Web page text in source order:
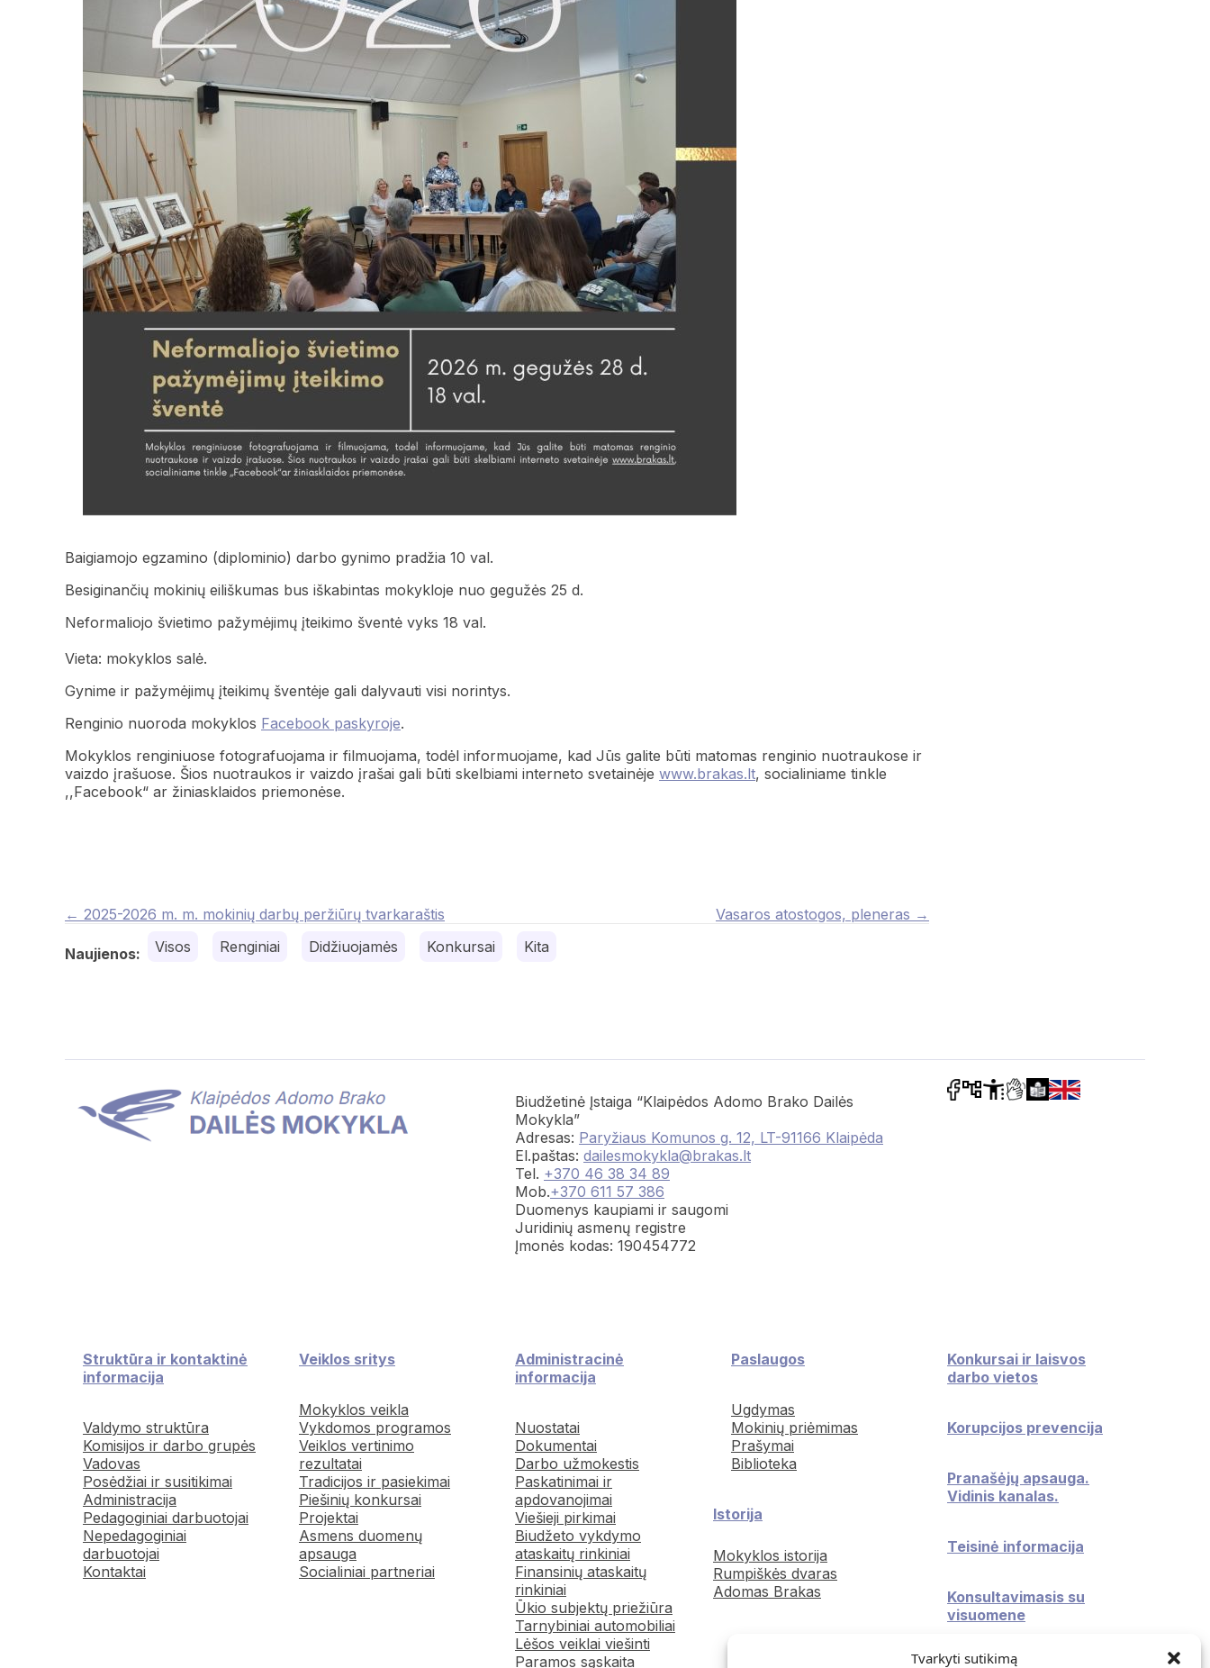
Tvarkyti sutikimą
Baigiamojo egzamino (diplominio) darbo gynimo pradžia 10 val.
Besiginančių mokinių eiliškumas bus iškabintas mokykloje nuo gegužės 25 d.
Neformaliojo švietimo pažymėjimų įteikimo šventė vyks 18 val.
Vieta: mokyklos salė.
Gynime ir pažymėjimų įteikimų šventėje gali dalyvauti visi norintys.
Renginio nuoroda mokyklos Facebook paskyroje.
Mokyklos renginiuose fotografuojama ir filmuojama, todėl informuojame, kad Jūs galite būti matomas renginio nuotraukose ir
vaizdo įrašuose. Šios nuotraukos ir vaizdo įrašai gali būti skelbiami interneto svetainėje www.brakas.lt, socialiniame tinkle
,,Facebook“ ar žiniasklaidos priemonėse.
Posts
navigation
← 2025-2026 m. m. mokinių darbų peržiūrų tvarkaraštis Vasaros atostogos, pleneras →
Naujienos: Visos Renginiai Didžiuojamės Konkursai Kita
Biudžetinė Įstaiga “Klaipėdos Adomo Brako Dailės
Mokykla”
Adresas: Paryžiaus Komunos g. 12, LT-91166 Klaipėda
El.paštas: dailesmokykla@brakas.lt
Tel. +370 46 38 34 89
Mob.+370 611 57 386
Duomenys kaupiami ir saugomi
Juridinių asmenų registre
Įmonės kodas: 190454772
Struktūra ir kontaktinė
informacija
Valdymo struktūra
Komisijos ir darbo grupės
Vadovas
Posėdžiai ir susitikimai
Administracija
Pedagoginiai darbuotojai
Nepedagoginiai
darbuotojai
Kontaktai
Veiklos sritys
Mokyklos veikla
Vykdomos programos
Veiklos vertinimo
rezultatai
Tradicijos ir pasiekimai
Piešinių konkursai
Projektai
Asmens duomenų
apsauga
Socialiniai partneriai
Administracinė
informacija
Nuostatai
Dokumentai
Darbo užmokestis
Paskatinimai ir
apdovanojimai
Viešieji pirkimai
Biudžeto vykdymo
ataskaitų rinkiniai
Finansinių ataskaitų
rinkiniai
Ūkio subjektų priežiūra
Tarnybiniai automobiliai
Lėšos veiklai viešinti
Paramos sąskaita
Paslaugos
Ugdymas
Mokinių priėmimas
Prašymai
Biblioteka
Istorija
Mokyklos istorija
Rumpiškės dvaras
Adomas Brakas
Konkursai ir laisvos
darbo vietos
Korupcijos prevencija
Pranašėjų apsauga.
Vidinis kanalas.
Teisinė informacija
Konsultavimasis su
visuomene